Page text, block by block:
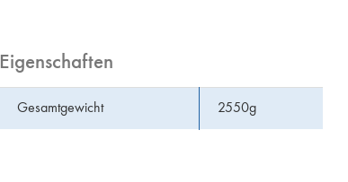
Eigenschaften
Gesamtgewicht 2550g